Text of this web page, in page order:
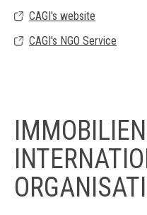
CAGI's website
CAGI's NGO Service